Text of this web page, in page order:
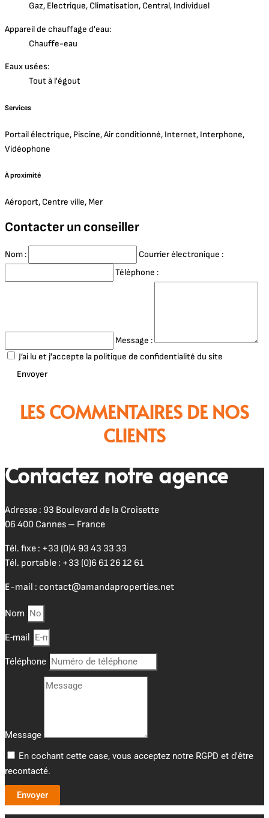
Gaz, Electrique, Climatisation, Central, Individuel
Appareil de chauffage d'eau:
Chauffe-eau
Eaux usées:
Tout à l'égout
Services
Portail électrique, Piscine, Air conditionné, Internet, Interphone,
Vidéophone
À proximité
Aéroport, Centre ville, Mer
Contacter un conseiller
Nom :
Courrier électronique :
Téléphone :
Message :
J’ai lu et j'accepte la politique de confidentialité du site
Envoyer
LES COMMENTAIRES DE NOS
CLIENTS
Contactez notre agence
Adresse : 93 Boulevard de la Croisette
06 400 Cannes – France
Tél. fixe : +33 (0)4 93 43 33 33
Tél. portable : +33 (0)6 61 26 12 61
E-mail : contact@amandaproperties.net
Nom
E-mail
Téléphone
Message
En cochant cette case, vous acceptez notre RGPD et d'être
recontacté.
Envoyer